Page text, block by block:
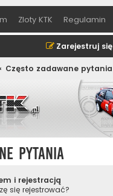
Zloty KTK Regulamin
Zarejestruj się
Często zadawane pytania
pytania
i rejestracją
się rejestrować?